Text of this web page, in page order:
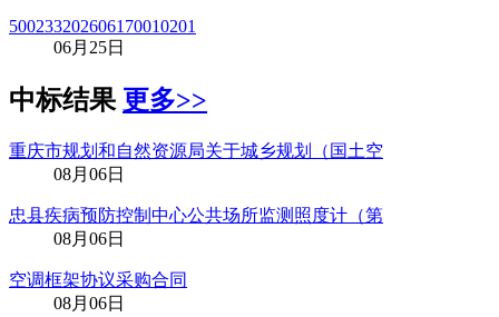
500233202606170010201
06月25日
中标结果 更多>>
重庆市规划和自然资源局关于城乡规划（国土空
08月06日
忠县疾病预防控制中心公共场所监测照度计（第
08月06日
空调框架协议采购合同
08月06日